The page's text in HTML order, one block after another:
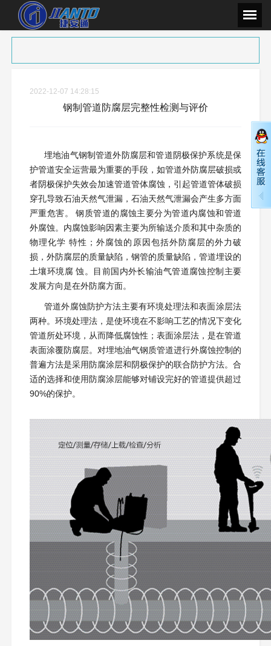
2022-12-07 14:28:15
钢制管道防腐层完整性检测与评价
埋地油气钢制管道外防腐层和管道阴极保护系统是保
护管道安全运营最为重要的手段，如管道外防腐层破损或
者阴极保护失效会加速管道管体腐蚀，引起管道管体破损
穿孔导致石油天然气泄漏，石油天然气泄漏会产生多方面
严重危害。 钢质管道的腐蚀主要分为管道内腐蚀和管道
外腐蚀。内腐蚀影响因素主要为所输送介质和其中杂质的
物理化学 特性；外腐蚀的原因包括外防腐层的外力破
损，外防腐层的质量缺陷，钢管的质量缺陷，管道埋设的
土壤环境腐 蚀。目前国内外长输油气管道腐蚀控制主要
发展方向是在外防腐方面。
管道外腐蚀防护方法主要有环境处理法和表面涂层法
两种。环境处理法，是使环境在不影响工艺的情况下变化
管道所处环境，从而降低腐蚀性；表面涂层法，是在管道
表面涂覆防腐层。对埋地油气钢质管道进行外腐蚀控制的
普遍方法是采用防腐涂层和阴极保护的联合防护方法。合
适的选择和使用防腐涂层能够对铺设完好的管道提供超过
90%的保护。